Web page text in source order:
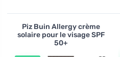
Piz Buin Allergy crème
solaire pour le visage SPF
50+